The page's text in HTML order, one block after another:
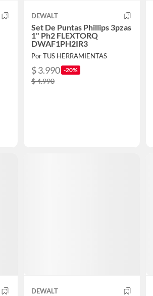
DEWALT
Set De Puntas Phillips 3pzas
1" Ph2 FLEXTORQ
DWAF1PH2IR3
Por TUS HERRAMIENTAS
$ 3.990 -20%
$ 4.990
DEWALT